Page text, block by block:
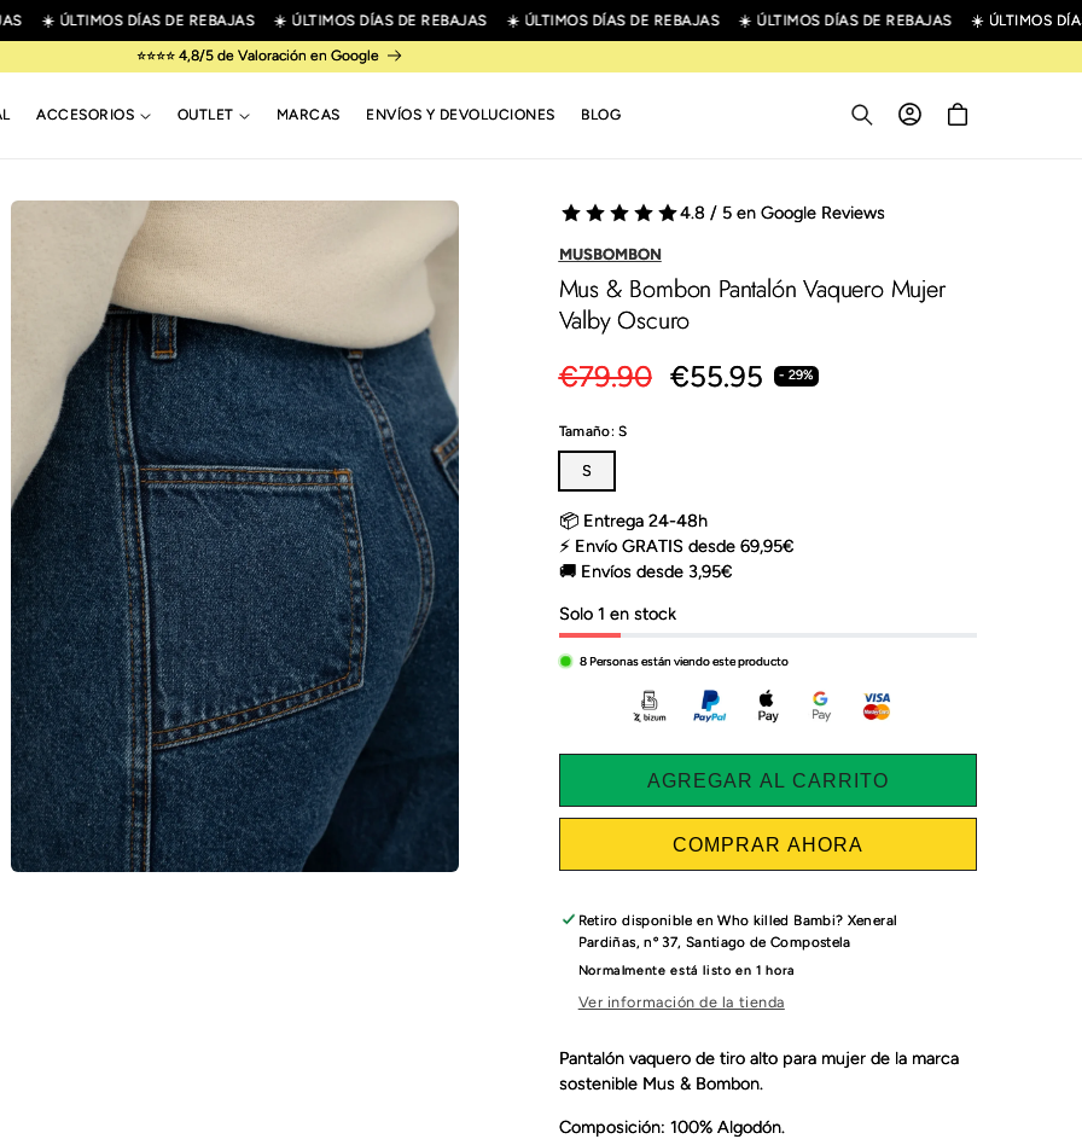
☀️ ÚLTIMOS DÍAS DE REBAJAS ☀️ ÚLTIMOS DÍAS DE REBAJAS ☀️ ÚLTIMOS DÍAS DE REBAJAS ☀️ ÚLTIMOS DÍAS DE REBAJAS ☀️ ÚLTIMOS DÍAS
⭐⭐⭐⭐ 4,8/5 de Valoración en Google
ACCESORIOS OUTLET MARCAS ENVÍOS Y DEVOLUCIONES BLOG
Iniciar
sesión
Carrito
4.8 / 5 en Google Reviews
MUSBOMBON
Mus & Bombon Pantalón Vaquero Mujer
Valby Oscuro
Precio
habitual
€79.90 Precio
€55.95 - 29%
Tamaño:S
S
📦 Entrega 24-48h
⚡ Envío GRATIS desde 69,95€
🚚 Envíos desde 3,95€
Solo 1 en stock
8Personas están viendo este producto
AGREGAR AL CARRITO
COMPRAR AHORA
Retiro disponible enWho killed Bambi? Xeneral
Pardiñas, nº 37, Santiago de Compostela
Normalmente está listo en 1 hora
Ver información de la tienda
Pantalón vaquero de tiro alto para mujer de la marca
sostenible Mus & Bombon.
Composición: 100% Algodón.